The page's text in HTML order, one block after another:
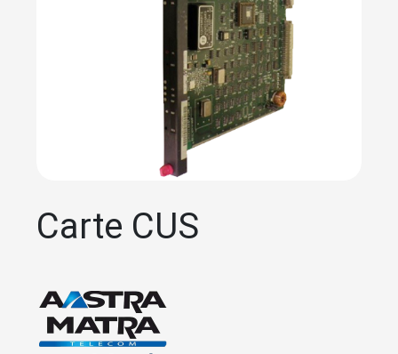
Carte CUS